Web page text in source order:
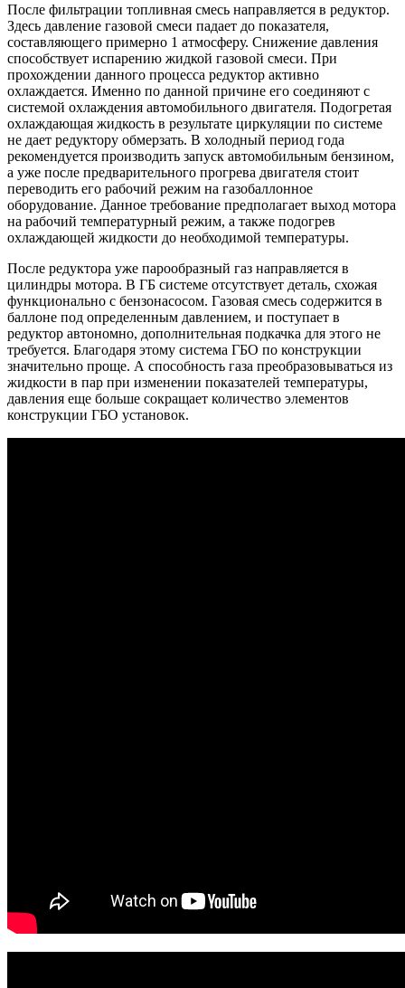
После фильтрации топливная смесь направляется в редуктор.
Здесь давление газовой смеси падает до показателя,
составляющего примерно 1 атмосферу. Снижение давления
способствует испарению жидкой газовой смеси. При
прохождении данного процесса редуктор активно
охлаждается. Именно по данной причине его соединяют с
системой охлаждения автомобильного двигателя. Подогретая
охлаждающая жидкость в результате циркуляции по системе
не дает редуктору обмерзать. В холодный период года
рекомендуется производить запуск автомобильным бензином,
а уже после предварительного прогрева двигателя стоит
переводить его рабочий режим на газобаллонное
оборудование. Данное требование предполагает выход мотора
на рабочий температурный режим, а также подогрев
охлаждающей жидкости до необходимой температуры.
После редуктора уже парообразный газ направляется в
цилиндры мотора. В ГБ системе отсутствует деталь, схожая
функционально с бензонасосом. Газовая смесь содержится в
баллоне под определенным давлением, и поступает в
редуктор автономно, дополнительная подкачка для этого не
требуется. Благодаря этому система ГБО по конструкции
значительно проще. А способность газа преобразовываться из
жидкости в пар при изменении показателей температуры,
давления еще больше сокращает количество элементов
конструкции ГБО установок.